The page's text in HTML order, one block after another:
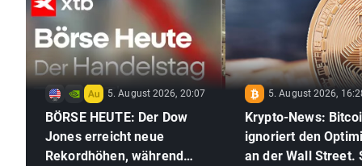
5. August 2026, 20:07
BÖRSE HEUTE: Der Dow
Jones erreicht neue
Rekordhöhen, während
5. August 2026,
Krypto-News:
ignoriert den
an der Wall Street.